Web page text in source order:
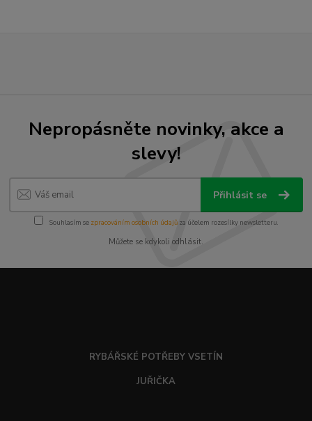
Nepropásněte novinky, akce a
slevy!
Přihlásit se
Souhlasím se zpracováním osobních údajůza účelem rozesílky newsletteru.
Můžete se kdykoli odhlásit.
RYBÁŘSKÉ POTŘEBY VSETÍN
JUŘIČKA